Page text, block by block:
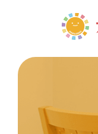
内容をスキップ